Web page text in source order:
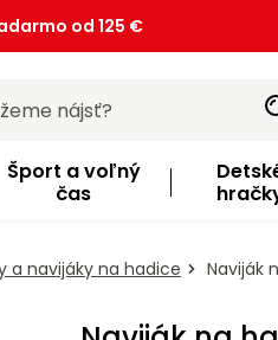
od 125 €
Šport a voľný
čas
a navijáky na hadice Naviják